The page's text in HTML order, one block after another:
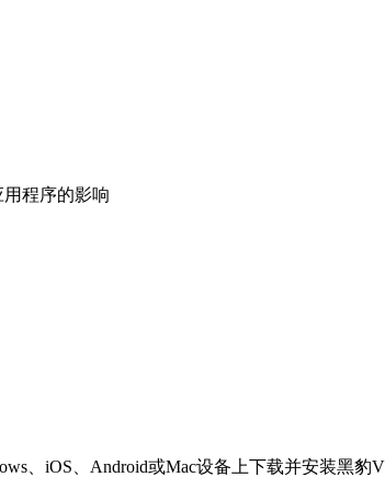
程序的影响
、iOS、Android或Mac设备上下载并安装黑豹